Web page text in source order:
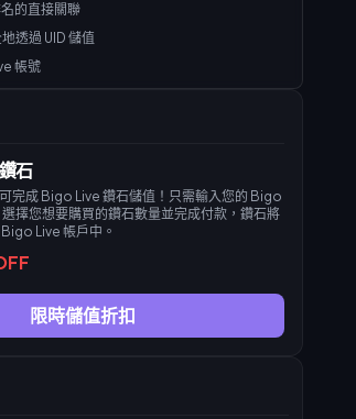
的直接關聯
透過 UID 儲值
帳號
條款的前提下實現價值最大化
最大影響力
值時機
禮物組合
安全
石
完成 Bigo Live 鑽石儲值！只需輸入您的 Bigo
選擇您想要購買的鑽石數量並完成付款，鑽石將
Live 帳戶中。
限時儲值折扣